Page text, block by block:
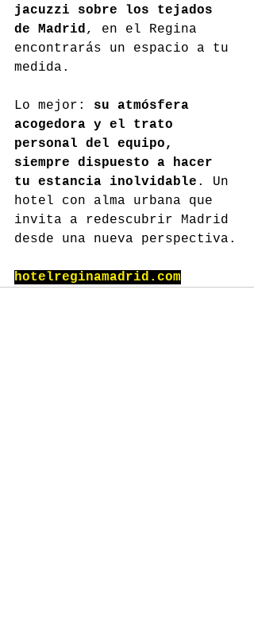
jacuzzi sobre los tejados
de Madrid, en el Regina
encontrarás un espacio a tu
medida.
Lo mejor: su atmósfera
acogedora y el trato
personal del equipo,
siempre dispuesto a hacer
tu estancia inolvidable . Un
hotel con alma urbana que
invita a redescubrir Madrid
desde una nueva perspectiva.
hotelreginamadrid.com